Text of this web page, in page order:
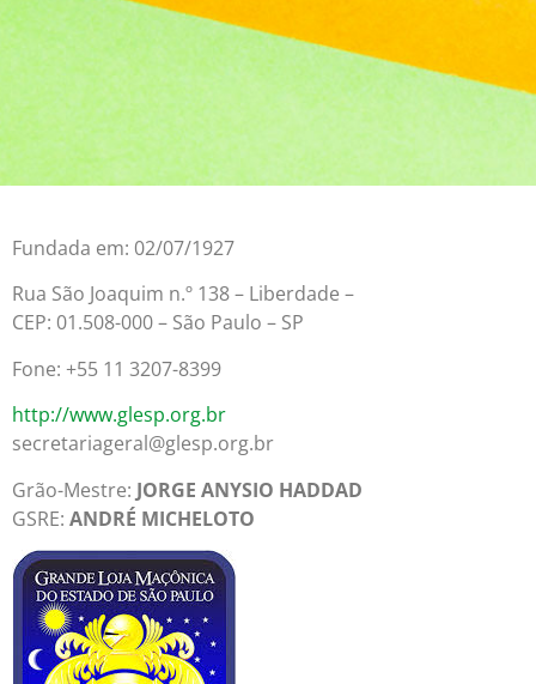
Fundada em: 02/07/1927
Rua São Joaquim n.º 138 – Liberdade –
CEP: 01.508-000 – São Paulo – SP
Fone: +55 11 3207-8399
http://www.glesp.org.br
secretariageral@glesp.org.br
Grão-Mestre: JORGE ANYSIO HADDAD
GSRE: ANDRÉ MICHELOTO